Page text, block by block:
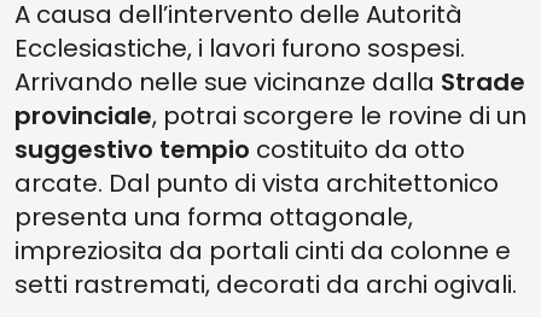
A causa dell’intervento delle Autorità
Ecclesiastiche, i lavori furono sospesi.
Arrivando nelle sue vicinanze dalla Strade
provinciale, potrai scorgere le rovine di un
suggestivo tempio costituito da otto
arcate. Dal punto di vista architettonico
presenta una forma ottagonale,
impreziosita da portali cinti da colonne e
setti rastremati, decorati da archi ogivali.